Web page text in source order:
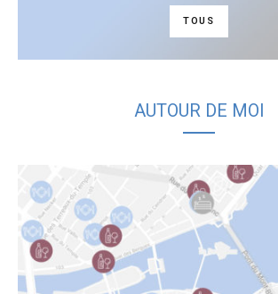
TOUS
AUTOUR DE MOI